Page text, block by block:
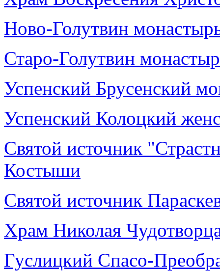
Ново-Голутвин
Старо-Голутвин
Успенский Брусенский
Успенский Колоцкий
Святой источник
Костыши
Святой источник
Храм Николая
Гуслицкий Спасо-